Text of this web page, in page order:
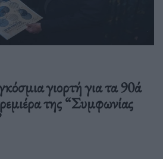
γιορτή για τα 90ά
της “Συμφωνίας